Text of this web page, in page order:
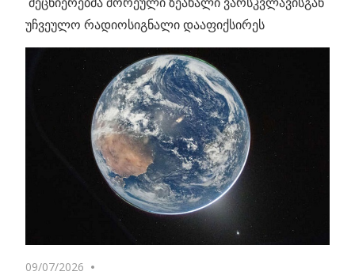
უჩვეულო რადიოსიგნალი დააფიქსირეს
09/07/2026